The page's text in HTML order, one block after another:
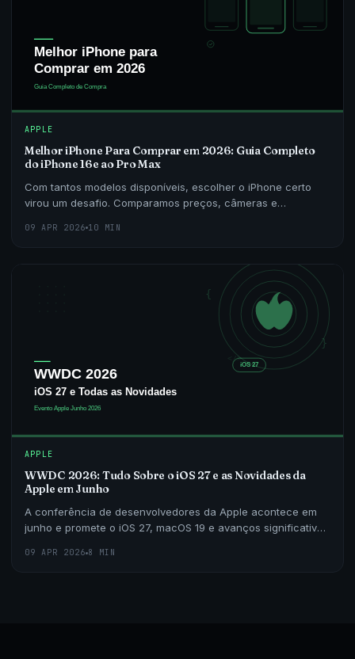
APPLE
Melhor iPhone Para Comprar em 2026: Guia Completo
do iPhone 16e ao Pro Max
Com tantos modelos disponíveis, escolher o iPhone certo
virou um desafio. Comparamos preços, câmeras e
2026.
09 APR 2026 10 MIN
APPLE
WWDC 2026: Tudo Sobre o iOS 27 e as Novidades da
Apple em Junho
A conferência de desenvolvedores da Apple acontece em
junho e promete o iOS 27, macOS 19 e avanços significativos
09 APR 2026 8 MIN